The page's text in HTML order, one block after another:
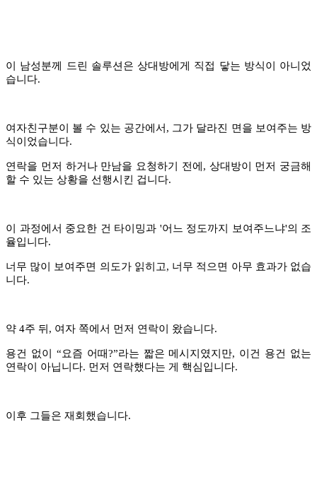
이 남성분께 드린 솔루션은 상대방에게 직접 닿는 방식이 아니었
습니다.
여자친구분이 볼 수 있는 공간에서, 그가 달라진 면을 보여주는 방
식이었습니다.
연락을 먼저 하거나 만남을 요청하기 전에, 상대방이 먼저 궁금해
할 수 있는 상황을 선행시킨 겁니다.
이 과정에서 중요한 건 타이밍과 '어느 정도까지 보여주느냐'의 조
율입니다.
너무 많이 보여주면 의도가 읽히고, 너무 적으면 아무 효과가 없습
니다.
약 4주 뒤, 여자 쪽에서 먼저 연락이 왔습니다.
용건 없이 “요즘 어때?”라는 짧은 메시지였지만, 이건 용건 없는
연락이 아닙니다. 먼저 연락했다는 게 핵심입니다.
이후 그들은 재회했습니다.